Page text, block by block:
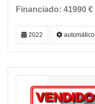
41990 €
2022 automático
VENDIDO